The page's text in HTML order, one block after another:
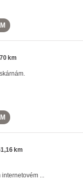
km
km
...